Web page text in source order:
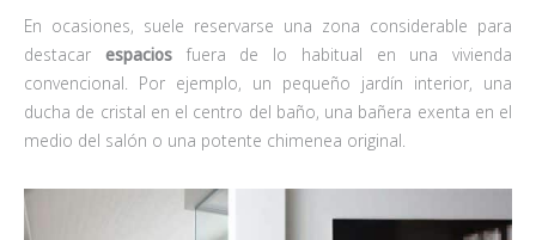
En ocasiones, suele reservarse una zona considerable para
destacar espaciosfuera de lo habitual en una vivienda
convencional. Por ejemplo, un pequeño jardín interior, una
ducha de cristal en el centro del baño, una bañera exenta en el
medio del salón o una potente chimenea original.